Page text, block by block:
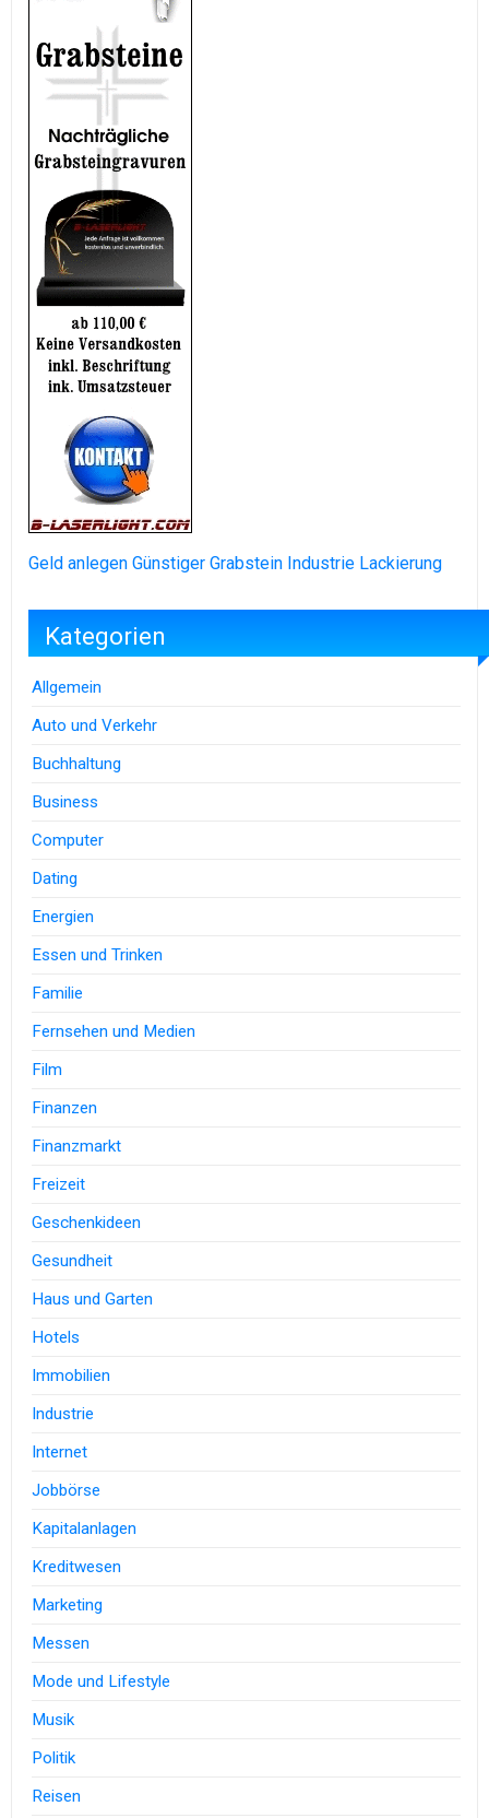
Geld anlegen Günstiger Grabstein Industrie Lackierung
Kategorien
Allgemein
Auto und Verkehr
Buchhaltung
Business
Computer
Dating
Energien
Essen und Trinken
Familie
Fernsehen und Medien
Film
Finanzen
Finanzmarkt
Freizeit
Geschenkideen
Gesundheit
Haus und Garten
Hotels
Immobilien
Industrie
Internet
Jobbörse
Kapitalanlagen
Kreditwesen
Marketing
Messen
Mode und Lifestyle
Musik
Politik
Reisen